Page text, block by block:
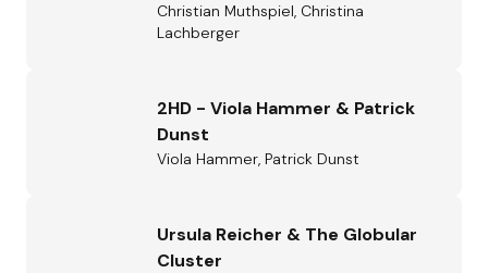
Christian Muthspiel, Christina
Lachberger
2HD - Viola Hammer & Patrick
Dunst
Viola Hammer, Patrick Dunst
Ursula Reicher & The Globular
Cluster